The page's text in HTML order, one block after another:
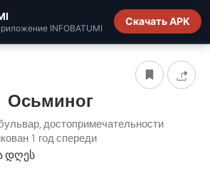
INFOBATUMI.GE
Осьминог
достопримечательности
1 год спереди
დღეს
INFOBATUMI
Скачать APK